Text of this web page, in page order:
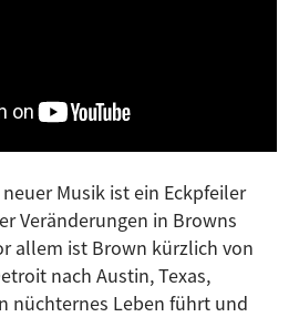
Musik ist ein Eckpfeiler
Veränderungen in Browns
allem ist Brown kürzlich von
nach Austin, Texas,
nüchternes Leben führt und